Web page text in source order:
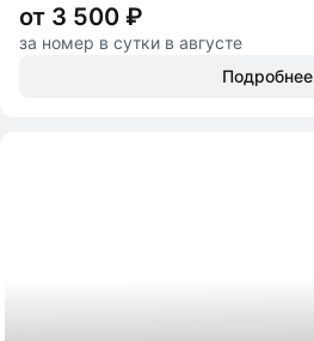
от 3 500 ₽
за номер в сутки в августе
Подробнее